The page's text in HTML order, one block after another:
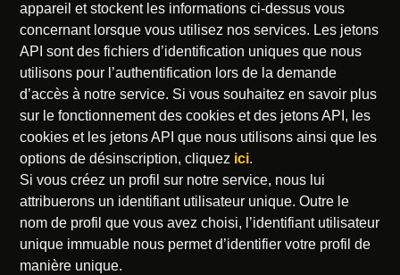
appareil et stockent les informations ci-dessus vous
concernant lorsque vous utilisez nos services. Les jetons
API sont des fichiers d’identification uniques que nous
utilisons pour l’authentification lors de la demande
d’accès à notre service. Si vous souhaitez en savoir plus
sur le fonctionnement des cookies et des jetons API, les
cookies et les jetons API que nous utilisons ainsi que les
options de désinscription, cliquez ici.
Si vous créez un profil sur notre service, nous lui
attribuerons un identifiant utilisateur unique. Outre le
nom de profil que vous avez choisi, l’identifiant utilisateur
unique immuable nous permet d’identifier votre profil de
manière unique.